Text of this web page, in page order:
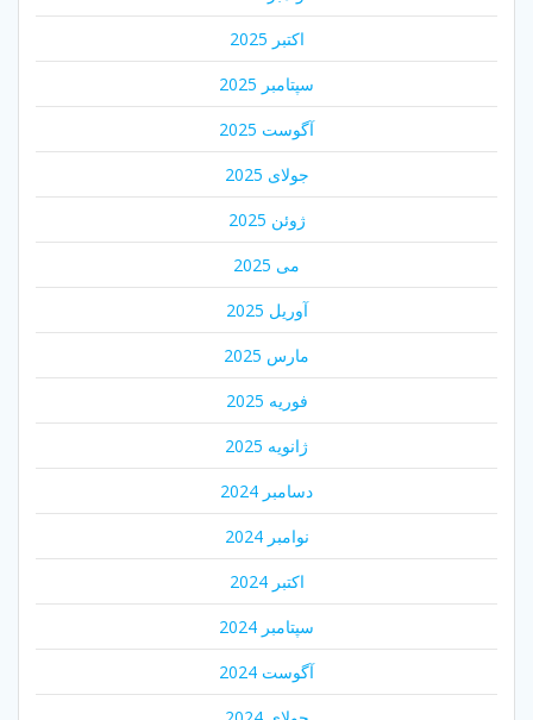
اکتبر 2025
سپتامبر 2025
آگوست 2025
جولای 2025
ژوئن 2025
می 2025
آوریل 2025
مارس 2025
فوریه 2025
ژانویه 2025
دسامبر 2024
نوامبر 2024
اکتبر 2024
سپتامبر 2024
آگوست 2024